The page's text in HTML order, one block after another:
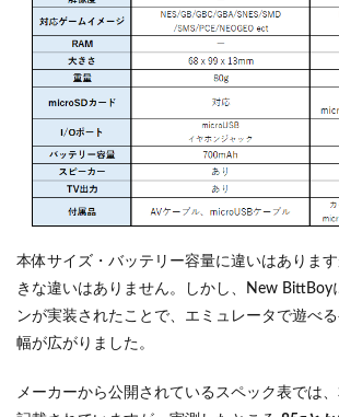
本体サイズ・バッテリー容量に違いはありま
きな違いはありません。しかし、New BittBoy
ンが実装されたことで、エミュレータで遊べ
幅が広がりました。
メーカーから公開されているスペック表では